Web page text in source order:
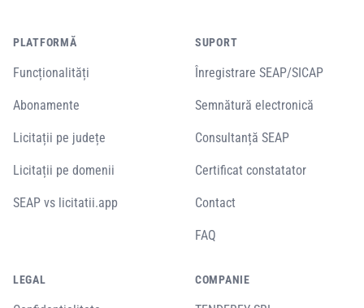
PLATFORMĂ
Funcționalități
Abonamente
Licitații pe județe
Licitații pe domenii
SEAP vs licitatii.app
SUPORT
Înregistrare SEAP/SICAP
Semnătură electronică
Consultanță SEAP
Certificat constatator
Contact
FAQ
LEGAL COMPANIE